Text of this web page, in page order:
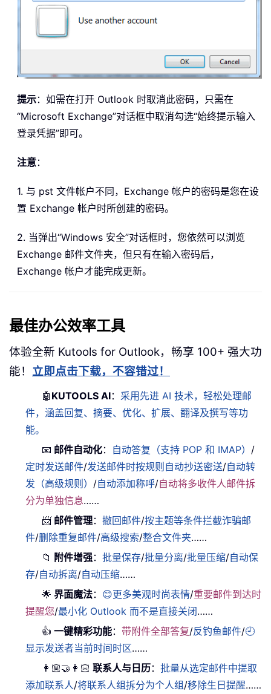
提示：如需在打开 Outlook 时取消此密码，只需在
“Microsoft Exchange”对话框中取消勾选“始终提示输入
登录凭据”即可。
注意：
1. 与 pst 文件帐户不同，Exchange 帐户的密码是您在设
置 Exchange 帐户时所创建的密码。
2. 当弹出“Windows 安全”对话框时，您依然可以浏览
Exchange 邮件文件夹，但只有在输入密码后，
Exchange 帐户才能完成更新。
最佳办公效率工具
体验全新 Kutools for Outlook，畅享 100+ 强大功
能！ 立即点击下载，不容错过！
🤖 KUTOOLS AI： 采用先进 AI 技术，轻松处理邮
件，涵盖回复、摘要、优化、扩展、翻译及撰写等功
能。
📧 邮件自动化： 自动答复（支持 POP 和 IMAP） /
定时发送邮件/发送邮件时按规则自动抄送密送/自动转
发（高级规则） /自动添加称呼/自动将多收件人邮件拆
分为单独信息……
📨 邮件管理：撤回邮件/按主题等条件拦截诈骗邮
件/删除重复邮件/高级搜索/整合文件夹……
📁 附件增强：批量保存/批量分离/批量压缩/自动保
存/自动拆离/自动压缩……
🌟 界面魔法： 😊更多美观时尚表情/重要邮件到达时
提醒您/最小化 Outlook 而不是直接关闭……
👍 一键精彩功能：带附件全部答复/反钓鱼邮件/🕘
显示发送者当前时间时区……
👩🏼‍🤝‍👩🏻 联系人与日历：批量从选定邮件中提取
添加联系人/将联系人组拆分为个人组/移除生日提醒……